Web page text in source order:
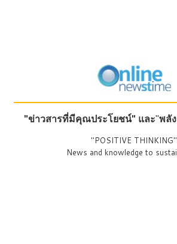
"ข่าวสารที่มีคุณประโยชน์" และ"พลั
"POSITIVE THINKING"
News and knowledge to